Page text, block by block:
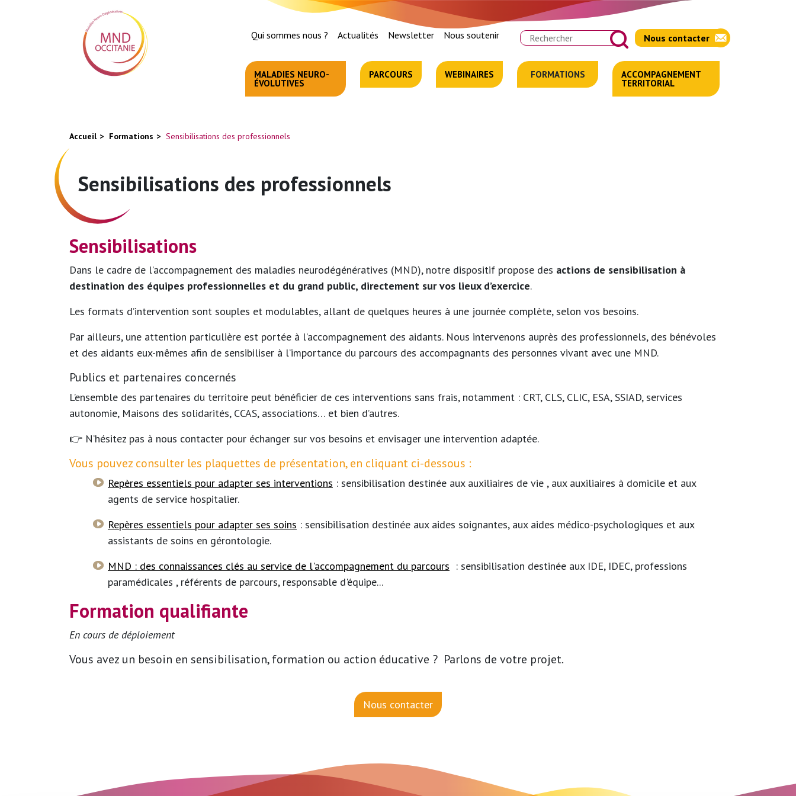
Qui sommes nous ? Actualités Newsletter Nous soutenir Rechercher Nous contacter
MALADIES NEURO-
ÉVOLUTIVES
PARCOURS WEBINAIRES FORMATIONS ACCOMPAGNEMENT
TERRITORIAL
You
here
Accueil Formations Sensibilisations des professionnels
Sensibilisations des professionnels
Sensibilisations
Dans le cadre de l’accompagnement des maladies neurodégénératives (MND), notre dispositif propose des actions de sensibilisation à
destination des équipes professionnelles et du grand public, directement sur vos lieux d’exercice.
Les formats d’intervention sont souples et modulables, allant de quelques heures à une journée complète, selon vos besoins.
Par ailleurs, une attention particulière est portée à l’accompagnement des aidants. Nous intervenons auprès des professionnels, des bénévoles
et des aidants eux-mêmes afin de sensibiliser à l’importance du parcours des accompagnants des personnes vivant avec une MND.
Publics et partenaires concernés
L’ensemble des partenaires du territoire peut bénéficier de ces interventions sans frais, notamment : CRT, CLS, CLIC, ESA, SSIAD, services
autonomie, Maisons des solidarités, CCAS, associations… et bien d’autres.
👉 N’hésitez pas à nous contacter pour échanger sur vos besoins et envisager une intervention adaptée.
Vous pouvez consulter les plaquettes de présentation, en cliquant ci-dessous :
Repères essentiels pour adapter ses interventions : sensibilisation destinée aux auxiliaires de vie , aux auxiliaires à domicile et aux
agents de service hospitalier.
Repères essentiels pour adapter ses soins : sensibilisation destinée aux aides soignantes, aux aides médico-psychologiques et aux
assistants de soins en gérontologie.
MND : des connaissances clés au service de l'accompagnement du parcours : sensibilisation destinée aux IDE, IDEC, professions
paramédicales , référents de parcours, responsable d'équipe...
Formation qualifiante
En cours de déploiement
Vous avez un besoin en sensibilisation, formation ou action éducative ? Parlons de votre projet.
Nous contacter
Panneau de gestion des cookies